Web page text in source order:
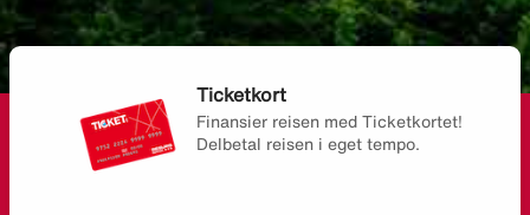
Ticketkort
Finansier reisen med Ticketkortet!
Delbetal reisen i eget tempo.